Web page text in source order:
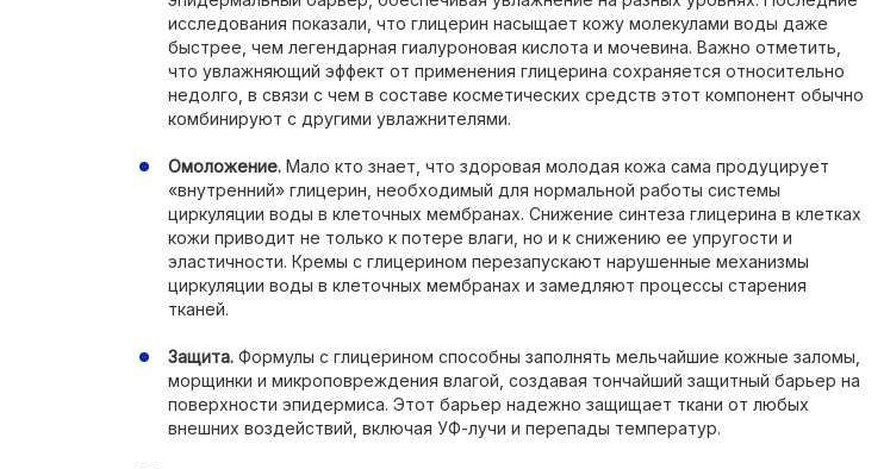
исследования показали, что глицерин насыщает кожу молекулами воды даже
быстрее, чем легендарная гиалуроновая кислота и мочевина. Важно отметить,
что увлажняющий эффект от применения глицерина сохраняется относительно
недолго, в связи с чем в составе косметических средств этот компонент обычно
комбинируют с другими увлажнителями.
Омоложение. Мало кто знает, что здоровая молодая кожа сама продуцирует
«внутренний» глицерин, необходимый для нормальной работы системы
циркуляции воды в клеточных мембранах. Снижение синтеза глицерина в клетках
кожи приводит не только к потере влаги, но и к снижению ее упругости и
эластичности. Кремы с глицерином перезапускают нарушенные механизмы
циркуляции воды в клеточных мембранах и замедляют процессы старения
тканей.
Защита. Формулы с глицерином способны заполнять мельчайшие кожные заломы,
морщинки и микроповреждения влагой, создавая тончайший защитный барьер на
поверхности эпидермиса. Этот барьер надежно защищает ткани от любых
внешних воздействий, включая УФ-лучи и перепады температур.